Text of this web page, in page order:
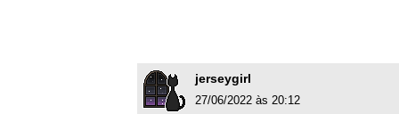
jerseygirl
27/06/2022 às 20:12